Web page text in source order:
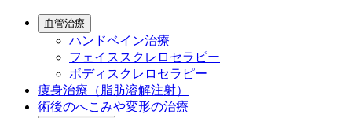
血管治療
ハンドベイン治療
フェイススクレロセラピー
ボディスクレロセラピー
痩身治療（脂肪溶解注射）
術後のへこみや変形の治療